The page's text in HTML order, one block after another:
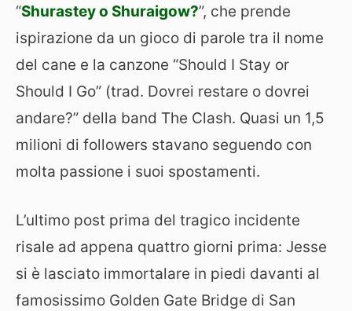
“Shurastey o Shuraigow?”, che prende
ispirazione da un gioco di parole tra il nome
del cane e la canzone “Should I Stay or
Should I Go” (trad. Dovrei restare o dovrei
andare?” della band The Clash. Quasi un 1,5
milioni di followers stavano seguendo con
molta passione i suoi spostamenti.
L’ultimo post prima del tragico incidente
risale ad appena quattro giorni prima: Jesse
si è lasciato immortalare in piedi davanti al
famosissimo Golden Gate Bridge di San